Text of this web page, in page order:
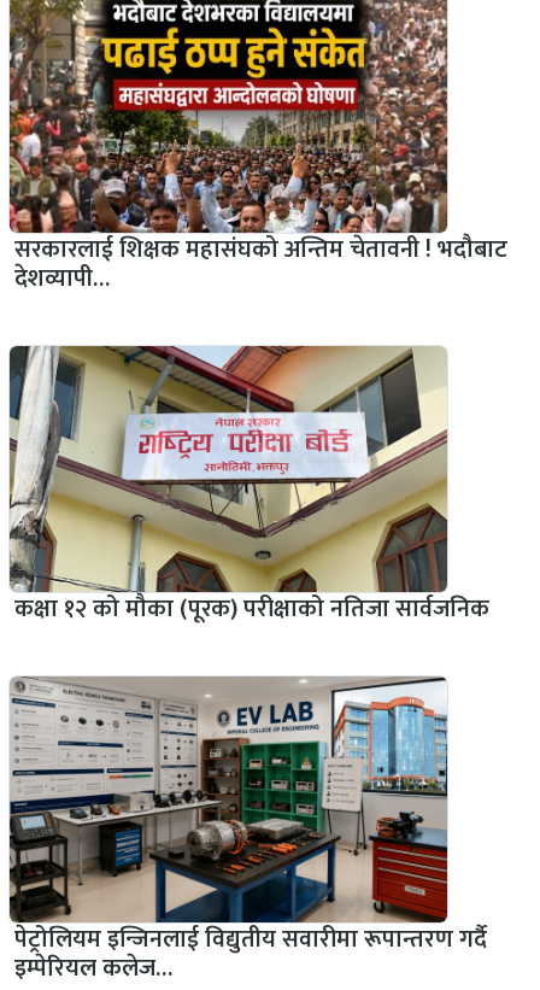
सरकारलाई शिक्षक महासंघको अन्तिम चेतावनी ! भदौबाट
देशव्यापी…
कक्षा १२ को मौका (पूरक) परीक्षाको नतिजा सार्वजनिक
पेट्रोलियम इन्जिनलाई विद्युतीय सवारीमा रूपान्तरण गर्दै
इम्पेरियल कलेज…